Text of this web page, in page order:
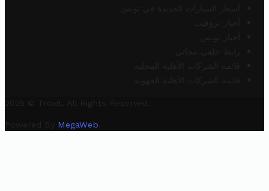
أسعار السيارات الجديدة في تونس
أخبار تروفيت
أخبار تونس
رابط خلفي مجاني
قائمة الشركات الأهلية المحلية
قائمة الشركات الأهلية الجهوية
2025 © Trovit. All Rights Reserved.
Powered By MegaWeb